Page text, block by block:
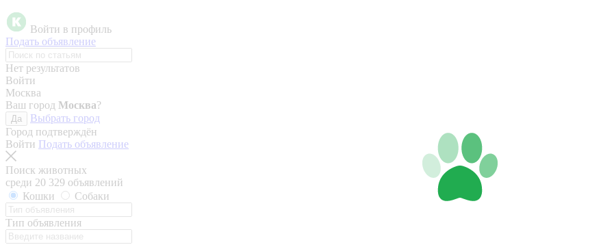
Войти в профиль
Подать объявление
Нет результатов
Войти
Москва
Ваш город Москва?
Да
Выбрать город
Город подтверждён
Войти Подать объявление
Поиск животных
среди 20 329 объявлений
Кошки
Собаки
Тип объявления